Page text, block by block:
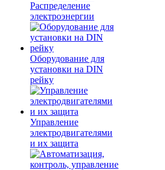
Распределение
электроэнергии
Оборудование для
установки на DIN
рейку
Управление
электродвигателями
и их защита